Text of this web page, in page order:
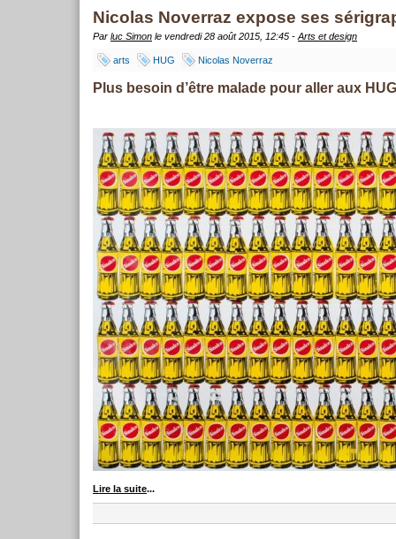
Nicolas Noverraz expose ses
Par luc Simon le vendredi 28 août 2015, 12:45 - Arts et design
arts HUG Nicolas Noverraz
Plus besoin d’être malade pour aller aux
Lire la suite...